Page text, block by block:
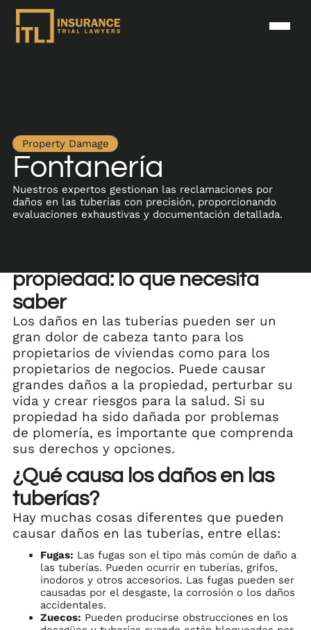
Property Damage
Fontanería
Nuestros expertos gestionan las reclamaciones por
daños en las tuberías con precisión, proporcionando
evaluaciones exhaustivas y documentación detallada.
propiedad: lo que necesita
saber
Los daños en las tuberías pueden ser un
gran dolor de cabeza tanto para los
propietarios de viviendas como para los
propietarios de negocios. Puede causar
grandes daños a la propiedad, perturbar su
vida y crear riesgos para la salud. Si su
propiedad ha sido dañada por problemas
de plomería, es importante que comprenda
sus derechos y opciones.
¿Qué causa los daños en las
tuberías?
Hay muchas cosas diferentes que pueden
causar daños en las tuberías, entre ellas:
Fugas: Las fugas son el tipo más común de daño a
las tuberías. Pueden ocurrir en tuberías, grifos,
inodoros y otros accesorios. Las fugas pueden ser
causadas por el desgaste, la corrosión o los daños
accidentales.
Zuecos: Pueden producirse obstrucciones en los